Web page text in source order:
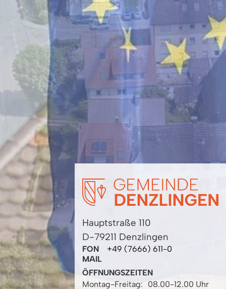
Hauptstraße 110
D-79211 Denzlingen
FON
+49 (7666) 611-0
MAIL
ÖFFNUNGSZEITEN
Montag-Freitag:
08.00-12.00 Uhr